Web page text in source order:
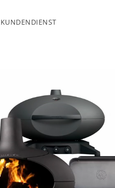
KUNDENDIENST